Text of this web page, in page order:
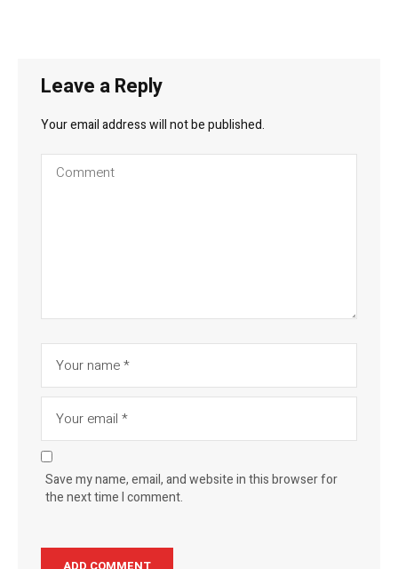
Leave a Reply
Your email address will not be published.
Save my name, email, and website in this browser for
the next time I comment.